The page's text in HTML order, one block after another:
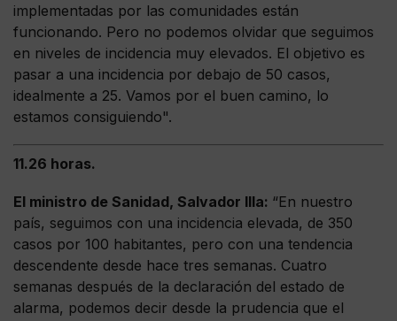
implementadas por las comunidades están
funcionando. Pero no podemos olvidar que seguimos
en niveles de incidencia muy elevados. El objetivo es
pasar a una incidencia por debajo de 50 casos,
idealmente a 25. Vamos por el buen camino, lo
estamos consiguiendo".
11.26 horas.
El ministro de Sanidad, Salvador Illa: “En nuestro
país, seguimos con una incidencia elevada, de 350
casos por 100 habitantes, pero con una tendencia
descendente desde hace tres semanas. Cuatro
semanas después de la declaración del estado de
alarma, podemos decir desde la prudencia que el